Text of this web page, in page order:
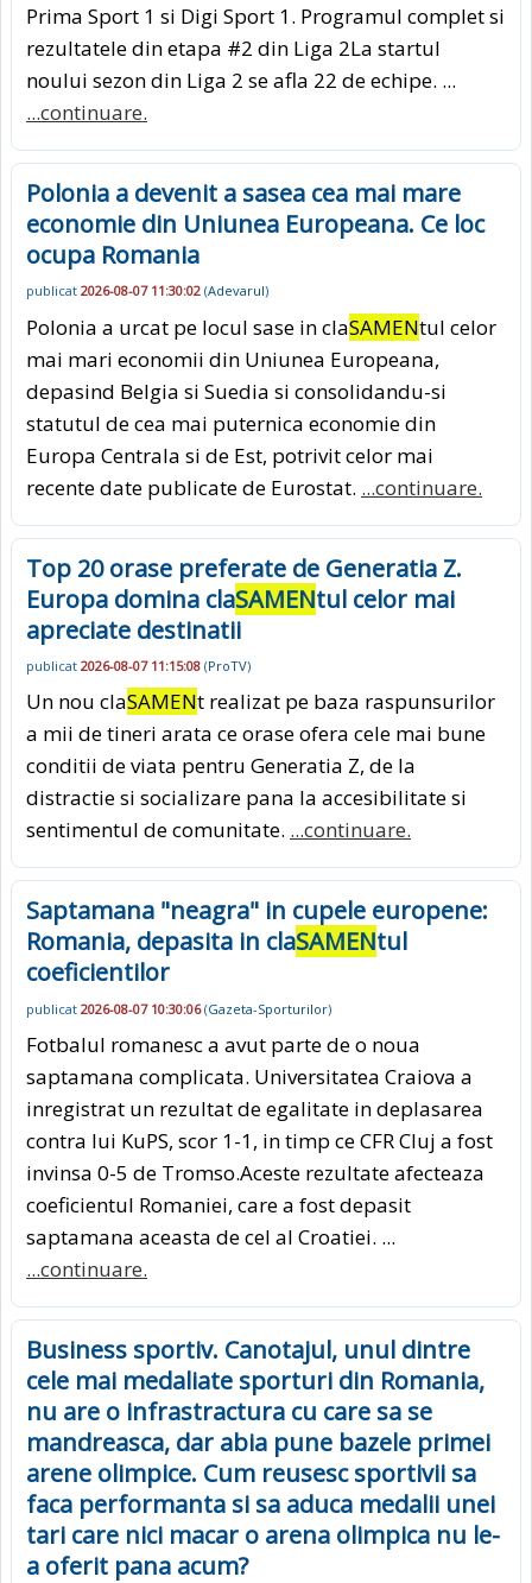
Prima Sport 1 si Digi Sport 1. Programul complet si
rezultatele din etapa #2 din Liga 2La startul
noului sezon din Liga 2 se afla 22 de echipe. ...
...continuare.
Polonia a devenit a sasea cea mai mare
economie din Uniunea Europeana. Ce loc
ocupa Romania
publicat 2026-08-07 11:30:02 (Adevarul)
Polonia a urcat pe locul sase in claSAMENtul celor
mai mari economii din Uniunea Europeana,
depasind Belgia si Suedia si consolidandu-si
statutul de cea mai puternica economie din
Europa Centrala si de Est, potrivit celor mai
recente date publicate de Eurostat. ...continuare.
Top 20 orase preferate de Generatia Z.
Europa domina claSAMENtul celor mai
apreciate destinatii
publicat 2026-08-07 11:15:08 (ProTV)
Un nou claSAMENt realizat pe baza raspunsurilor
a mii de tineri arata ce orase ofera cele mai bune
conditii de viata pentru Generatia Z, de la
distractie si socializare pana la accesibilitate si
sentimentul de comunitate. ...continuare.
Saptamana "neagra" in cupele europene:
Romania, depasita in claSAMENtul
coeficientilor
publicat 2026-08-07 10:30:06(Gazeta-Sporturilor)
Fotbalul romanesc a avut parte de o noua
saptamana complicata. Universitatea Craiova a
inregistrat un rezultat de egalitate in deplasarea
contra lui KuPS, scor 1-1, in timp ce CFR Cluj a fost
invinsa 0-5 de Tromso.Aceste rezultate afecteaza
coeficientul Romaniei, care a fost depasit
saptamana aceasta de cel al Croatiei. ...
...continuare.
Business sportiv. Canotajul, unul dintre
cele mai medaliate sporturi din Romania,
nu are o infrastractura cu care sa se
mandreasca, dar abia pune bazele primei
arene olimpice. Cum reusesc sportivii sa
faca performanta si sa aduca medalii unei
tari care nici macar o arena olimpica nu le-
a oferit pana acum?